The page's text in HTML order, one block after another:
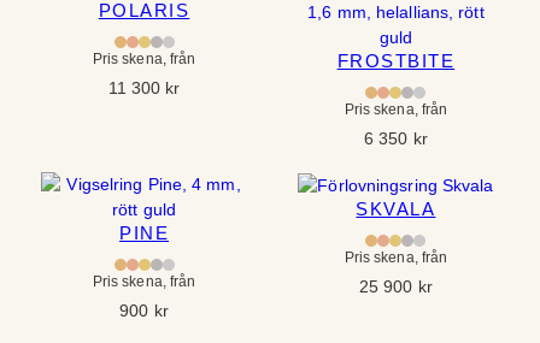
POLARIS
Pris skena, från
11 300 kr
FROSTBITE
Pris skena, från
6 350 kr
PINE
Pris skena, från
900 kr
SKVALA
Pris skena, från
25 900 kr